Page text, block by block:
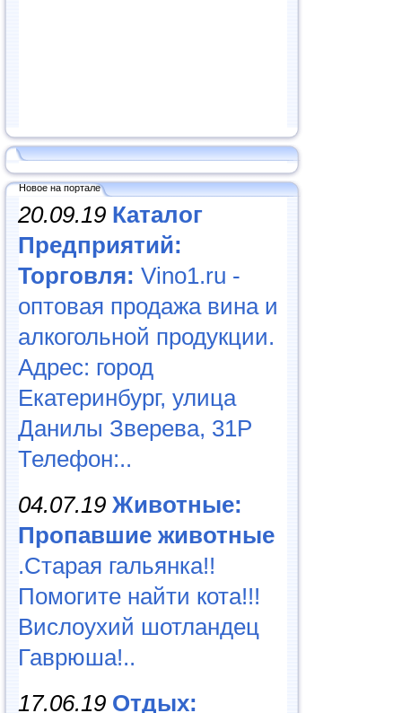
Новое на портале
20.09.19 Каталог
Предприятий:
Торговля: Vino1.ru -
оптовая продажа вина и
алкогольной продукции.
Адрес: город
Екатеринбург, улица
Данилы Зверева, 31Р
Телефон:..
04.07.19 Животные:
Пропавшие животные
.Старая гальянка!!
Помогите найти кота!!!
Вислоухий шотландец
Гаврюша!..
17.06.19 Отдых: